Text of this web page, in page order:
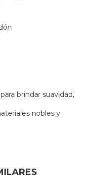
brindar suavidad,
nobles y